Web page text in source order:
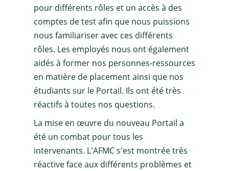
pour différents rôles et un accès à des
comptes de test afin que nous puissions
nous familiariser avec ces différents
rôles. Les employés nous ont également
aidés à former nos personnes-ressources
en matière de placement ainsi que nos
étudiants sur le Portail. Ils ont été très
réactifs à toutes nos questions.
La mise en œuvre du nouveau Portail a
été un combat pour tous les
intervenants. L'AFMC s'est montrée très
réactive face aux différents problèmes et